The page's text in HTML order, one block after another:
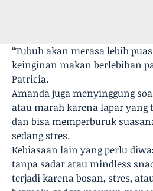
“Tubuh akan merasa lebih
keinginan makan berlebihan
Patricia.
Amanda juga menyinggung
atau marah karena lapar
dan bisa memperburuk
sedang stres.
Kebiasaan lain yang perlu
tanpa sadar atau mindless
terjadi karena bosan, stres,